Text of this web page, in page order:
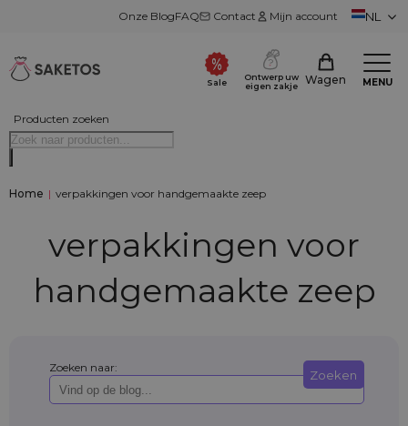
Onze BlogFAQ Contact Mijn account NL
Producten zoeken
Sale
Ontwerp uw
eigen zakje
Wagen MENU
Home | verpakkingen voor handgemaakte zeep
verpakkingen voor
handgemaakte zeep
Zoeken naar: Zoeken